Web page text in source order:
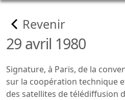
Revenir
29 avril 1980
Signature, à Paris, de la
sur la coopération technique
des satellites de télédiffusion